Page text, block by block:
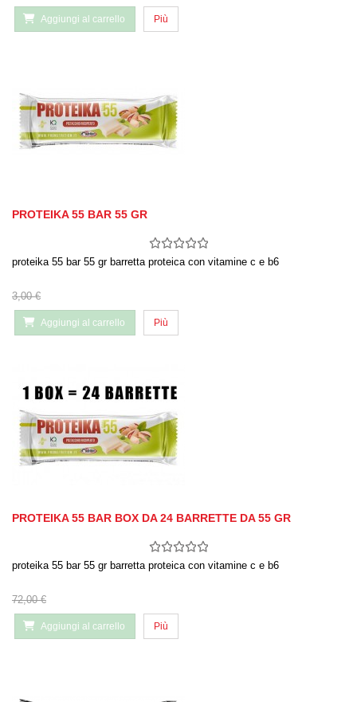
Aggiungi al carrello Più
PROTEIKA 55 BAR 55 GR
proteika 55 bar 55 gr barretta proteica con vitamine c e b6
3,00 €
Aggiungi al carrello Più
PROTEIKA 55 BAR BOX DA 24 BARRETTE DA 55 GR
proteika 55 bar 55 gr barretta proteica con vitamine c e b6
72,00 €
Aggiungi al carrello Più